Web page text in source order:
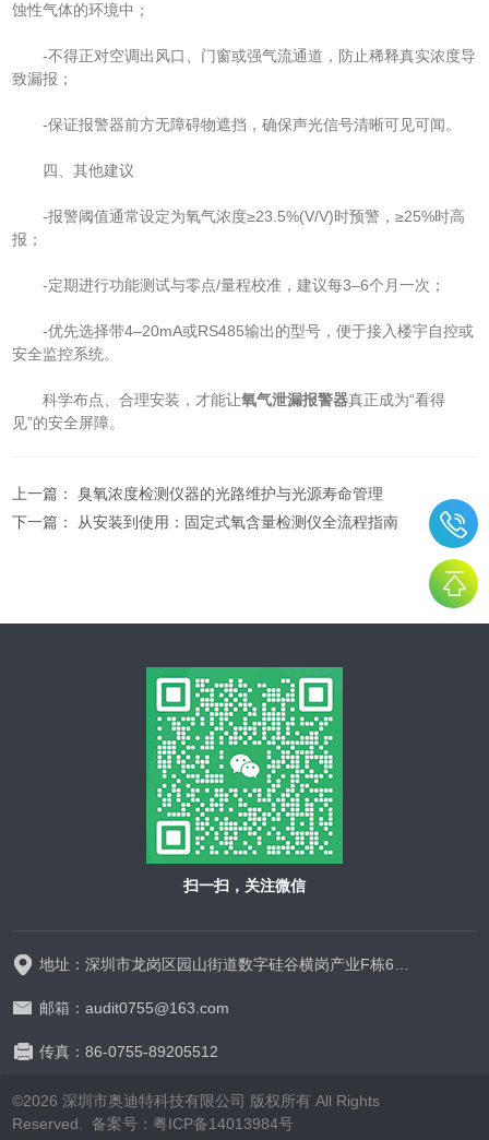
蚀性气体的环境中；
-不得正对空调出风口、门窗或强气流通道，防止稀释真实浓度导
致漏报；
-保证报警器前方无障碍物遮挡，确保声光信号清晰可见可闻。
四、其他建议
-报警阈值通常设定为氧气浓度≥23.5%(V/V)时预警，≥25%时高
报；
-定期进行功能测试与零点/量程校准，建议每3–6个月一次；
-优先选择带4–20mA或RS485输出的型号，便于接入楼宇自控或
安全监控系统。
科学布点、合理安装，才能让氧气泄漏报警器真正成为“看得
见”的安全屏障。
上一篇：臭氧浓度检测仪器的光路维护与光源寿命管理
下一篇： 从安装到使用：固定式氧含量检测仪全流程指南
扫一扫，关注微信
地址：深圳市龙岗区园山街道数字硅谷横岗产业F栋628-629
邮箱：audit0755@163.com
传真：86-0755-89205512
©2026 深圳市奥迪特科技有限公司 版权所有 All Rights
Reserved. 备案号：粤ICP备14013984号